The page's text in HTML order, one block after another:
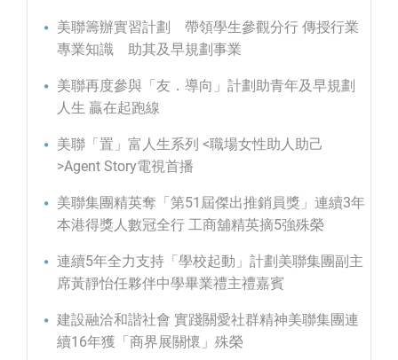
美聯籌辦實習計劃 帶領學生參觀分行 傳授行業
專業知識 助其及早規劃事業
美聯再度參與「友．導向」計劃助青年及早規劃
人生 贏在起跑線
美聯「置」富人生系列 <職場女性助人助己
>Agent Story電視首播
美聯集團精英奪「第51屆傑出推銷員獎」連續3年
本港得獎人數冠全行 工商舖精英摘5強殊榮
連續5年全力支持「學校起動」計劃美聯集團副主
席黃靜怡任夥伴中學畢業禮主禮嘉賓
建設融洽和諧社會 實踐關愛社群精神美聯集團連
續16年獲「商界展關懷」殊榮